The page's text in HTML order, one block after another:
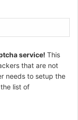
service! This
that are not
needs to setup the
list of